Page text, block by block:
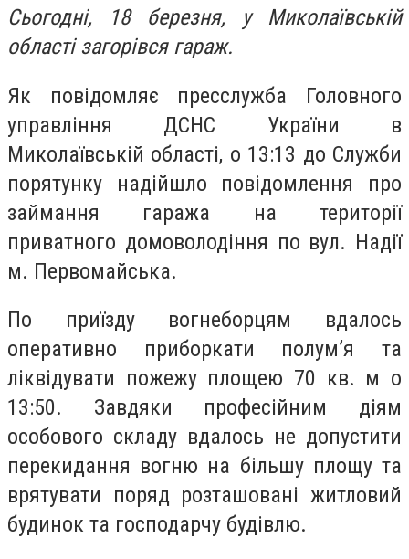
Сьогодні, 18 березня, у Миколаївській
області загорівся гараж.
Як повідомляє пресслужба Головного
управління ДСНС України в
Миколаївській області, о 13:13 до Служби
порятунку надійшло повідомлення про
займання гаража на території
приватного домоволодіння по вул. Надії
м. Первомайська.
По приїзду вогнеборцям вдалось
оперативно приборкати полум’я та
ліквідувати пожежу площею 70 кв. м о
13:50. Завдяки професійним діям
особового складу вдалось не допустити
перекидання вогню на більшу площу та
врятувати поряд розташовані житловий
будинок та господарчу будівлю.